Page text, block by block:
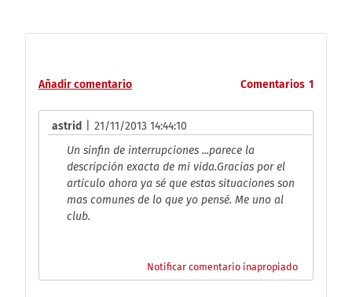
Añadir comentario 1
Comentarios
astrid
21/11/2013 14:44:10
Un sinfin de interrupciones ...parece la
descripción exacta de mi vida.Gracias por el
articulo ahora ya sé que estas situaciones son
mas comunes de lo que yo pensé. Me uno al
club.
Notificar comentario inapropiado